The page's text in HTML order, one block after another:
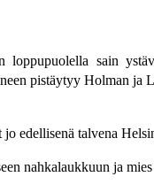
sain
pistäytyy Holman ja
edellisenä talvena
nahkalaukkuun ja